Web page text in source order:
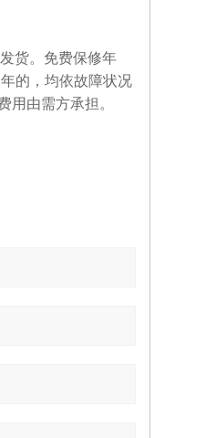
货。免费保修年
的，均依故障状况
用由需方承担。